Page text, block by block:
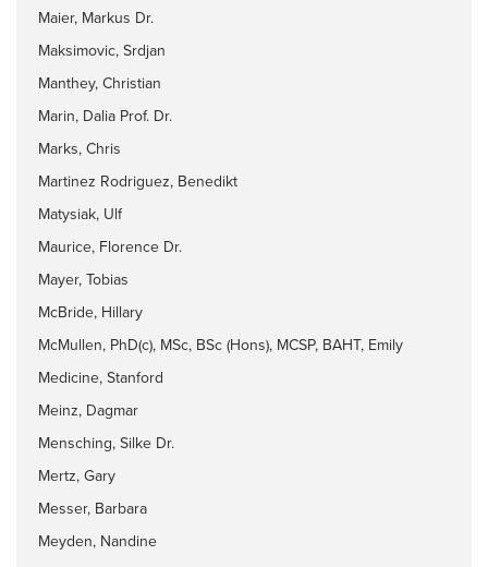
Maier, Markus Dr.
Maksimovic, Srdjan
Manthey, Christian
Marin, Dalia Prof. Dr.
Marks, Chris
Martinez Rodriguez, Benedikt
Matysiak, Ulf
Maurice, Florence Dr.
Mayer, Tobias
McBride, Hillary
McMullen, PhD(c), MSc, BSc (Hons), MCSP, BAHT, Emily
Medicine, Stanford
Meinz, Dagmar
Mensching, Silke Dr.
Mertz, Gary
Messer, Barbara
Meyden, Nandine